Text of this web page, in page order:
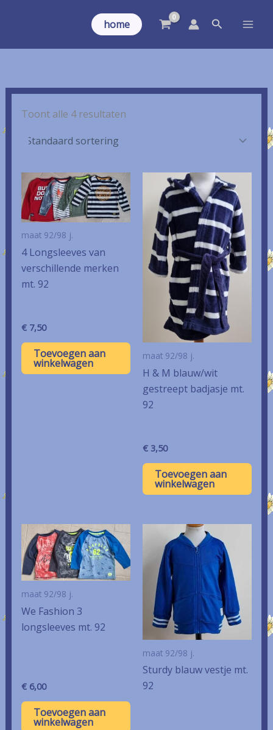
home Zoeken
Toont alle 4 resultaten
maat 92/98 j.
4 Longsleeves van
verschillende merken
mt. 92
€7,50
Toevoegen aan
winkelwagen
maat 92/98 j.
H & M blauw/wit
gestreept badjasje mt.
92
€ 3,50
Toevoegen aan
winkelwagen
maat 92/98 j.
We Fashion 3
longsleeves mt. 92
€6,00
Toevoegen aan
winkelwagen
maat 92/98 j.
Sturdy blauw vestje mt.
92